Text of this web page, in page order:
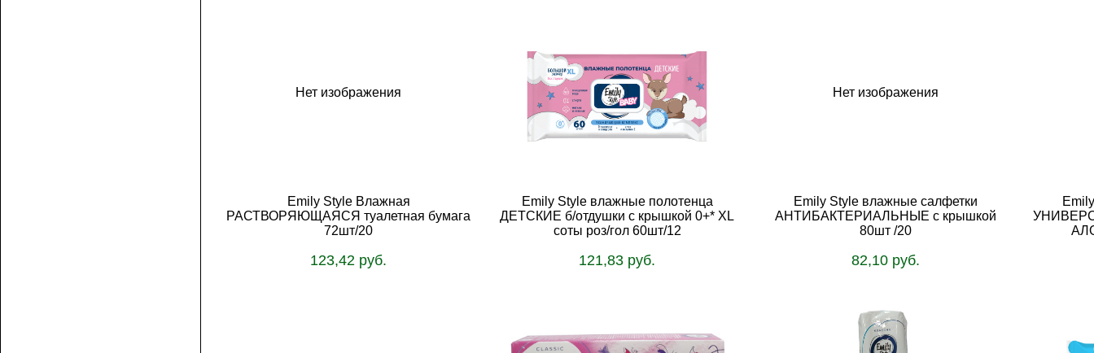
Нет изображения
Emily Style Влажная
РАСТВОРЯЮЩАЯСЯ туалетная бумага
72шт/20
123,42 руб.
Emily Style влажные полотенца
ДЕТСКИЕ б/отдушки с крышкой 0+* XL
соты роз/гол 60шт/12
121,83 руб.
Нет изображения
Emily Style влажные салфетки
АНТИБАКТЕРИАЛЬНЫЕ с крышкой
80шт /20
82,10 руб.
В корзину В корзину В корзину